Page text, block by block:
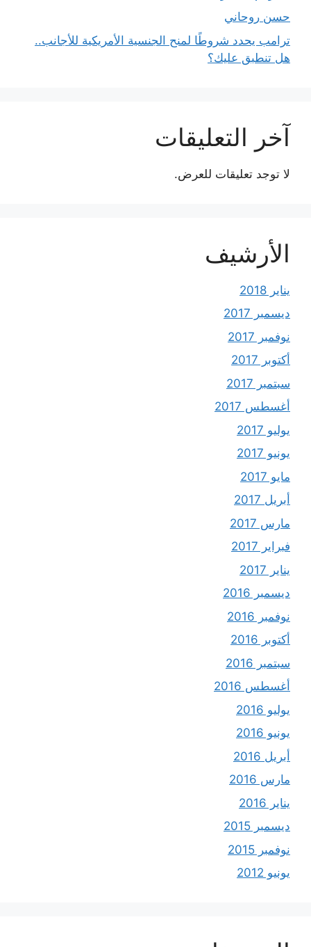
حسن روحاني
ترامب يحدد شروطًا لمنح الجنسية الأمريكية للأجانب..
هل تنطبق عليك؟
آخر التعليقات
لا توجد تعليقات للعرض.
الأرشيف
يناير 2018
ديسمبر 2017
نوفمبر 2017
أكتوبر 2017
سبتمبر 2017
أغسطس 2017
يوليو 2017
يونيو 2017
مايو 2017
أبريل 2017
مارس 2017
فبراير 2017
يناير 2017
ديسمبر 2016
نوفمبر 2016
أكتوبر 2016
سبتمبر 2016
أغسطس 2016
يوليو 2016
يونيو 2016
أبريل 2016
مارس 2016
يناير 2016
ديسمبر 2015
نوفمبر 2015
يونيو 2012